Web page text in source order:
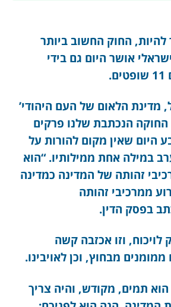
להיות, החוק החשוב ביותר
אושר היום גם בידי
מדינת הלאום של העם היהודי’
הנכתבת שלנו פרקים
היום שאין מקום להורות על
במילה אחת ממילותיו. “הוא
זהותה של המדינה כמדינה
ממרכיבי זהותה
בפסק הדין.
לויכוח, וזו אכזבה קשה
מבחוץ, וכן לאויבינו.
הוא תמים, מקודש, והיה צריך